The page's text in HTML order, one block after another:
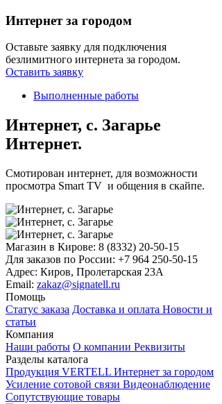
Интернет за городом
Оставьте заявку для подключения
безлимитного интернета за городом.
Оставить заявку
Выполненные работы
Интернет, с. Загарье
Интернет.
Смотирован интернет, для возможности
просмотра Smart TV и общения в скайпе.
Магазин в Кирове: 8 (8332) 20-50-15
Для заказов по России: +7 964 250-50-15
Адрес: Киров, Пролетарская 23А
Email: zakaz@signatell.ru
Помощь
Статус заказа Доставка и оплата Новости и
статьи
Компания
Наши работы О компании Реквизиты
Разделы каталога
Продукция VERTELL Интернет за городом
Усиление сотовой связи Видеонаблюдение
Сопутствующие товары